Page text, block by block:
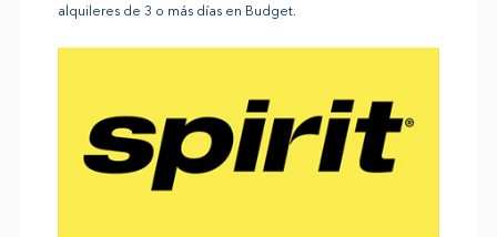
alquileres de 3 o más días en Budget.